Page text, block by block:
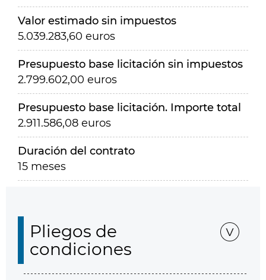
Valor estimado sin impuestos
5.039.283,60 euros
Presupuesto base licitación sin impuestos
2.799.602,00 euros
Presupuesto base licitación. Importe total
2.911.586,08 euros
Duración del contrato
15 meses
Pliegos de
condiciones